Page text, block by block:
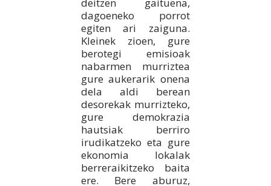
dagoeneko porrot
egiten ari zaiguna.
Kleinek zioen, gure
berotegi emisioak
nabarmen murriztea
gure aukerarik onena
dela aldi berean
desorekak murrizteko,
gure demokrazia
hautsiak berriro
irudikatzeko eta gure
ekonomia lokalak
berreraikitzeko baita
ere. Bere aburuz,